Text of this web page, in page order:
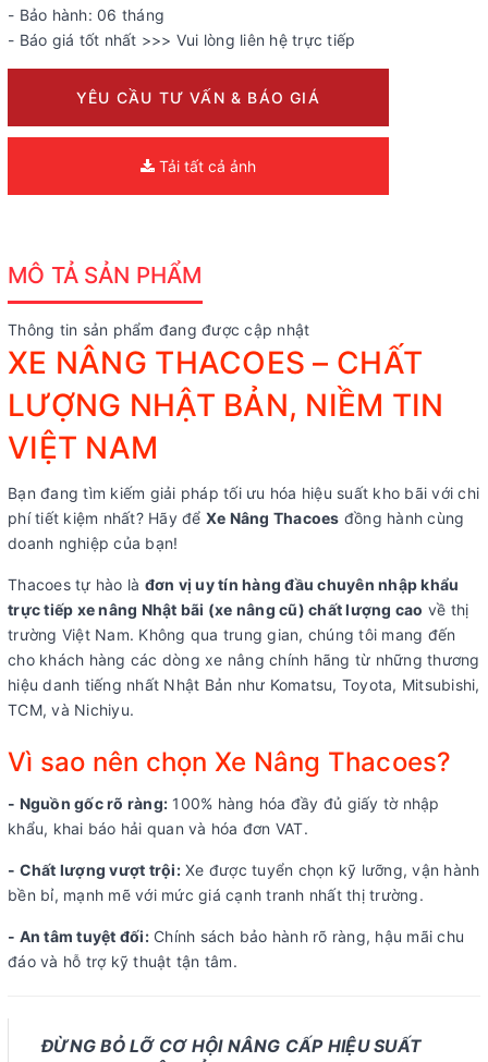
- Bảo hành: 06 tháng
- Báo giá tốt nhất >>> Vui lòng liên hệ trực tiếp
YÊU CẦU TƯ VẤN & BÁO GIÁ
Tải tất cả ảnh
MÔ TẢ SẢN PHẨM
Thông tin sản phẩm đang được cập nhật
XE NÂNG THACOES – CHẤT
LƯỢNG NHẬT BẢN, NIỀM TIN
VIỆT NAM
Bạn đang tìm kiếm giải pháp tối ưu hóa hiệu suất kho bãi với chi
phí tiết kiệm nhất? Hãy để Xe Nâng Thacoes đồng hành cùng
doanh nghiệp của bạn!
Thacoes tự hào là đơn vị uy tín hàng đầu chuyên nhập khẩu
trực tiếp xe nâng Nhật bãi (xe nâng cũ) chất lượng cao về thị
trường Việt Nam. Không qua trung gian, chúng tôi mang đến
cho khách hàng các dòng xe nâng chính hãng từ những thương
hiệu danh tiếng nhất Nhật Bản như Komatsu, Toyota, Mitsubishi,
TCM, và Nichiyu.
Vì sao nên chọn Xe Nâng Thacoes?
- Nguồn gốc rõ ràng: 100% hàng hóa đầy đủ giấy tờ nhập
khẩu, khai báo hải quan và hóa đơn VAT.
- Chất lượng vượt trội:Xe được tuyển chọn kỹ lưỡng, vận hành
bền bỉ, mạnh mẽ với mức giá cạnh tranh nhất thị trường.
- An tâm tuyệt đối:Chính sách bảo hành rõ ràng, hậu mãi chu
đáo và hỗ trợ kỹ thuật tận tâm.
ĐỪNG BỎ LỠ CƠ HỘI NÂNG CẤP HIỆU SUẤT